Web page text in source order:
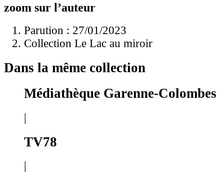
zoom sur l’auteur
Parution : 27/01/2023
Collection Le Lac au miroir
Dans la même collection
Médiathèque Garenne-Colombes
|
TV78